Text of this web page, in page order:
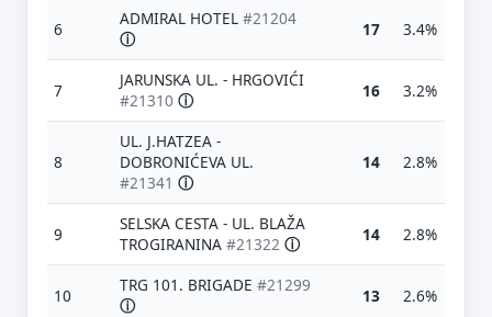
6
ADMIRAL HOTEL #21204
ⓘ
17 3.4%
7
JARUNSKA UL. - HRGOVIĆI
#21310 ⓘ 16 3.2%
8
UL. J.HATZEA -
DOBRONIĆEVA UL.
#21341 ⓘ
14 2.8%
9
SELSKA CESTA - UL. BLAŽA
TROGIRANINA #21322 ⓘ 14 2.8%
10
TRG 101. BRIGADE #21299
ⓘ
13 2.6%